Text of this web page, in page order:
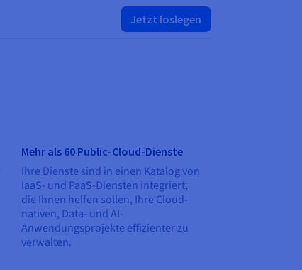
Jetzt loslegen
Mehr als 60 Public-Cloud-Dienste
Ihre Dienste sind in einen Katalog von
IaaS- und PaaS-Diensten integriert,
die Ihnen helfen sollen, Ihre Cloud-
nativen, Data- und AI-
Anwendungsprojekte effizienter zu
verwalten.